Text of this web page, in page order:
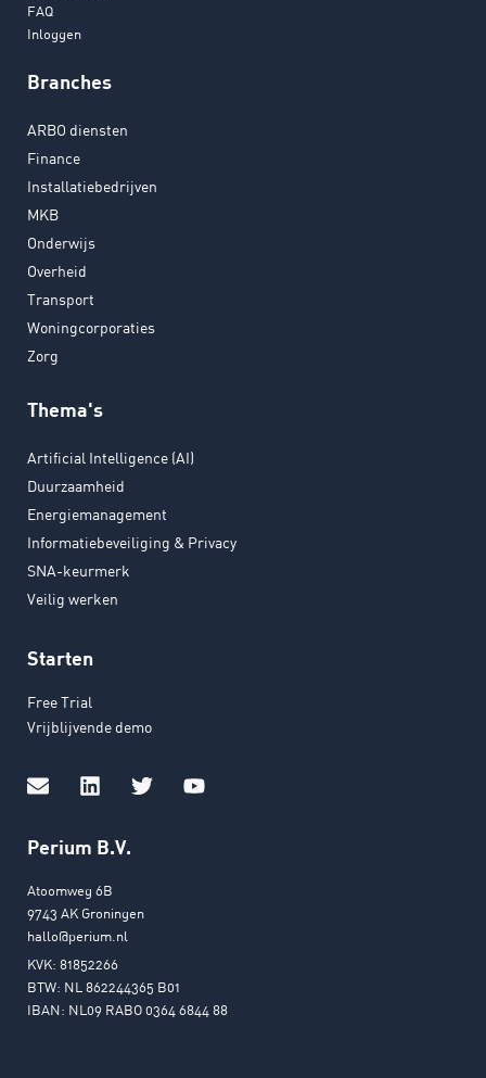
FAQ
Inloggen
Branches
ARBO diensten
Finance
Installatiebedrijven
MKB
Onderwijs
Overheid
Transport
Woningcorporaties
Zorg
Thema's
Artificial Intelligence (AI)
Duurzaamheid
Energiemanagement
Informatiebeveiliging & Privacy
SNA-keurmerk
Veilig werken
Starten
Free Trial
Vrijblijvende demo
Perium B.V.
Atoomweg 6B
9743 AK Groningen
hallo@perium.nl
KVK: 81852266
BTW: NL 862244365 B01
IBAN: NL09 RABO 0364 6844 88